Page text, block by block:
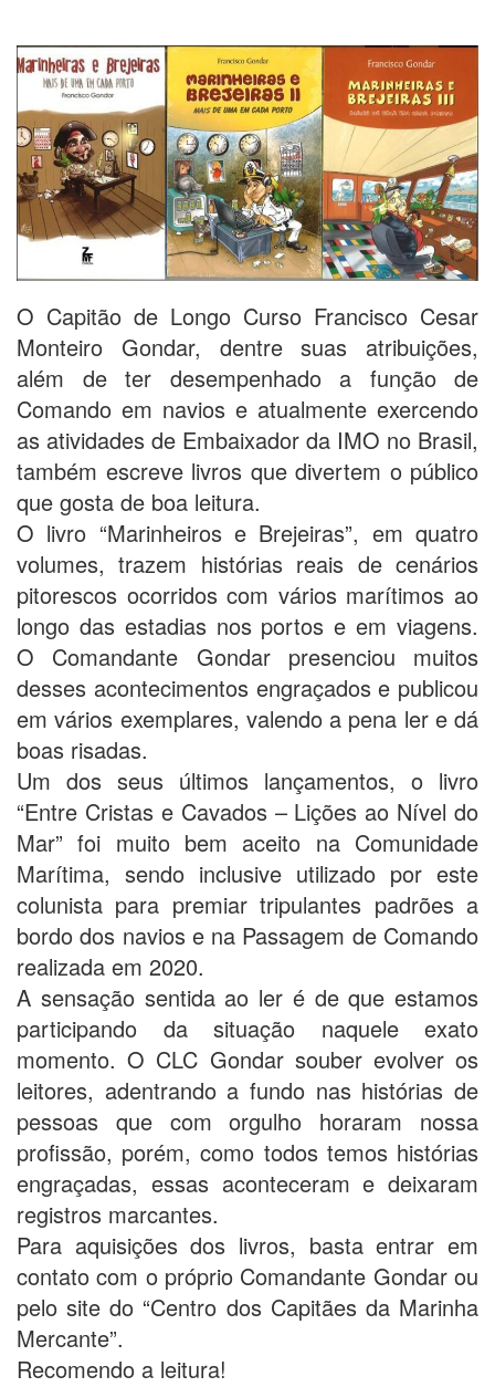
O Capitão de Longo Curso Francisco Cesar
Monteiro Gondar, dentre suas atribuições,
além de ter desempenhado a função de
Comando em navios e atualmente exercendo
as atividades de Embaixador da IMO no Brasil,
também escreve livros que divertem o público
que gosta de boa leitura.
O livro “Marinheiros e Brejeiras”, em quatro
volumes, trazem histórias reais de cenários
pitorescos ocorridos com vários marítimos ao
longo das estadias nos portos e em viagens.
O Comandante Gondar presenciou muitos
desses acontecimentos engraçados e publicou
em vários exemplares, valendo a pena ler e dá
boas risadas.
Um dos seus últimos lançamentos, o livro
“Entre Cristas e Cavados – Lições ao Nível do
Mar” foi muito bem aceito na Comunidade
Marítima, sendo inclusive utilizado por este
colunista para premiar tripulantes padrões a
bordo dos navios e na Passagem de Comando
realizada em 2020.
A sensação sentida ao ler é de que estamos
participando da situação naquele exato
momento. O CLC Gondar souber evolver os
leitores, adentrando a fundo nas histórias de
pessoas que com orgulho horaram nossa
profissão, porém, como todos temos histórias
engraçadas, essas aconteceram e deixaram
registros marcantes.
Para aquisições dos livros, basta entrar em
contato com o próprio Comandante Gondar ou
pelo site do “Centro dos Capitães da Marinha
Mercante”.
Recomendo a leitura!